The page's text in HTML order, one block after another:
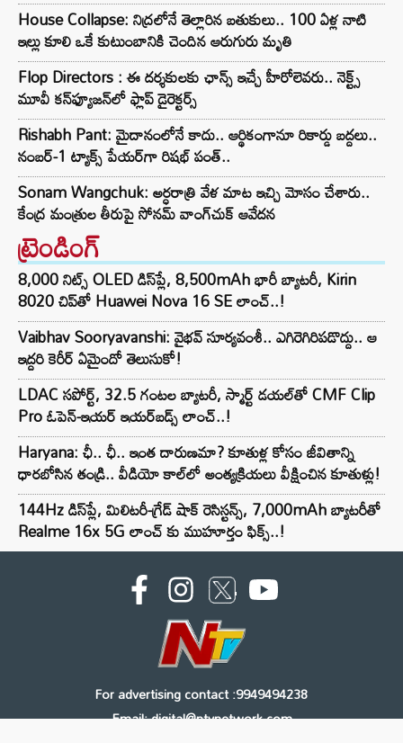
House Collapse: నిద్రలోనే తెల్లారిన బతుకులు.. 100 ఏళ్ల నాటి
ఇల్లు కూలి ఒకే కుటుంబానికి చెందిన ఆరుగురు మృతి
Flop Directors : ఈ దర్శకులకు ఛాన్స్ ఇచ్చే హీరోలెవరు.. నెక్ట్స్‌
మూవీ కన్‌ఫ్యూజన్‌లో ఫ్లాప్‌ డైరెక్టర్స్‌
Rishabh Pant: మైదానంలోనే కాదు.. ఆర్థికంగానూ రికార్డు బద్దలు..
నంబర్-1 ట్యాక్స్ పేయర్‌గా రిషభ్ పంత్..
Sonam Wangchuk: అర్ధరాత్రి వేళ మాట ఇచ్చి మోసం చేశారు..
కేంద్ర మంత్రుల తీరుపై సోనమ్ వాంగ్‌చుక్ ఆవేదన
ట్రెండింగ్‌
8,000 నిట్స్ OLED డిస్‌ప్లే, 8,500mAh భారీ బ్యాటరీ, Kirin
8020 చిప్‌తో Huawei Nova 16 SE లాంచ్..!
Vaibhav Sooryavanshi: వైభవ్ సూర్యవంశీ.. ఎగిరెగిరిపడొద్దు.. ఆ
ఇద్దరి కెరీర్ ఏమైందో తెలుసుకో!
LDAC సపోర్ట్, 32.5 గంటల బ్యాటరీ, స్మార్ట్ డయల్‌తో CMF Clip
Pro ఓపెన్-ఇయర్ ఇయర్‌బడ్స్ లాంచ్..!
Haryana: ఛీ.. ఛీ.. ఇంత దారుణమా? కూతుళ్ల కోసం జీవితాన్ని
ధారబోసిన తండ్రి.. వీడియో కాల్‌లో అంత్యక్రియలు వీక్షించిన కూతుళ్లు!
144Hz డిస్‌ప్లే, మిలిటరీ-గ్రేడ్ షాక్ రెసిస్టన్స్, 7,000mAh బ్యాటరీతో
Realme 16x 5G లాంచ్ కు ముహూర్తం ఫిక్స్..!
For advertising contact :9949494238
Email: digital@ntvnetwork.com